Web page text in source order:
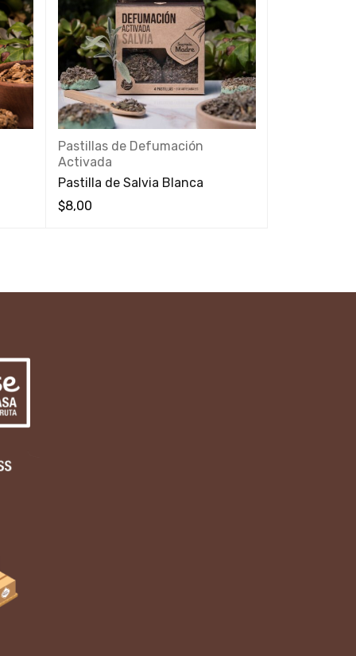
Pastillas de Defumación
Activada
Pastilla de Salvia Blanca
$8,00